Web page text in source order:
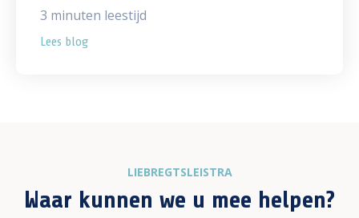
3 minuten leestijd
Lees blog
LIEBREGTSLEISTRA
Waar kunnen we u mee helpen?